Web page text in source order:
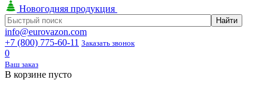
Новогодняя продукция
info@eurovazon.com
+7 (800) 775-60-11 Заказать звонок
0
Ваш заказ
В корзине пусто